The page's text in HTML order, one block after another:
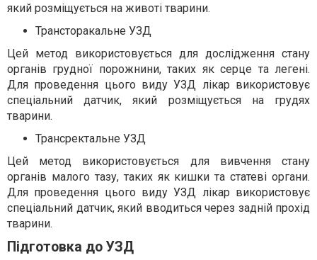
який розміщується на животі тварини.
Трансторакальне УЗД
Цей метод використовується для дослідження стану
органів грудної порожнини, таких як серце та легені.
Для проведення цього виду УЗД лікар використовує
спеціальний датчик, який розміщується на грудях
тварини.
Трансректальне УЗД
Цей метод використовується для вивчення стану
органів малого тазу, таких як кишки та статеві органи.
Для проведення цього виду УЗД лікар використовує
спеціальний датчик, який вводиться через задній прохід
тварини.
Підготовка до УЗД